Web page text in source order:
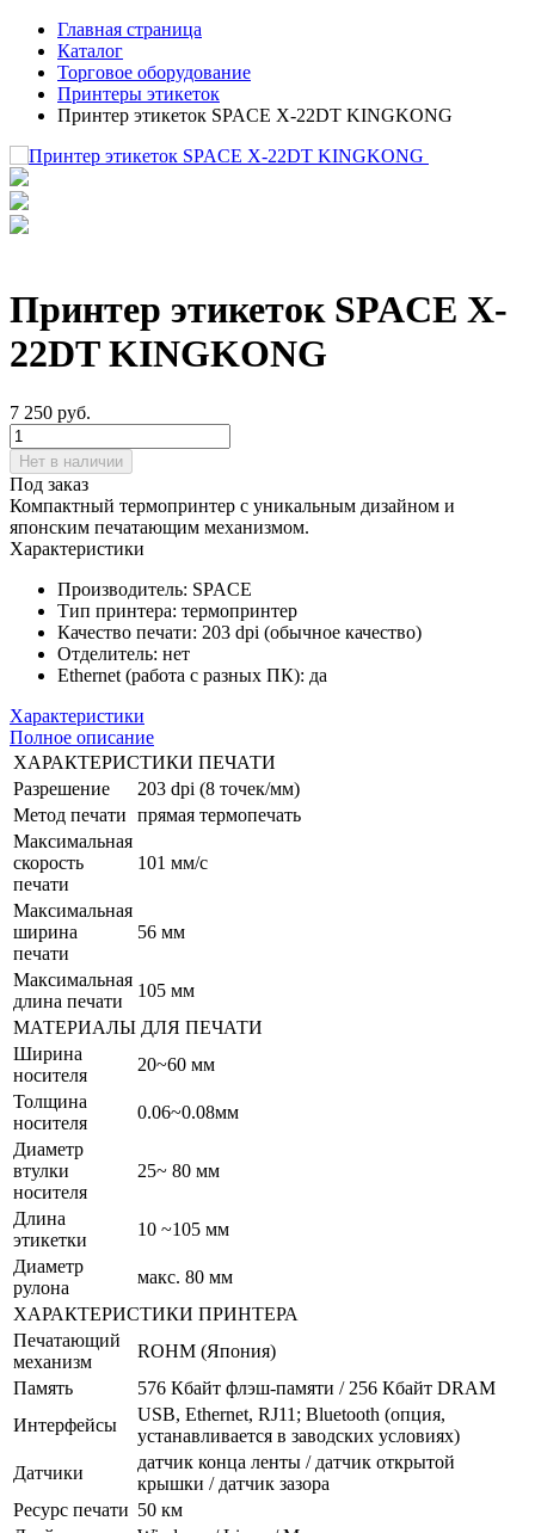
Главная страница
Каталог
Торговое оборудование
Принтеры этикеток
Принтер этикеток SPACE X-22DT KINGKONG
Принтер этикеток SPACE X-
22DT KINGKONG
7 250 руб.
Нет в наличии
Под заказ
Компактный термопринтер с уникальным дизайном и
японским печатающим механизмом.
Характеристики
Производитель: SPACE
Тип принтера: термопринтер
Качество печати: 203 dpi (обычное качество)
Отделитель: нет
Ethernet (работа с разных ПК): да
Характеристики
Полное описание
ХАРАКТЕРИСТИКИ ПЕЧАТИ
Разрешение
203 dpi (8 точек/мм)
Метод печати прямая термопечать
Максимальная
скорость
печати
101 мм/с
Максимальная
ширина
печати
56 мм
Максимальная
длина печати
105 мм
МАТЕРИАЛЫ ДЛЯ ПЕЧАТИ
Ширина
носителя
20~60 мм
Толщина
носителя
0.06~0.08мм
Диаметр
втулки
носителя
25~ 80 мм
Длина
этикетки
10 ~105 мм
Диаметр
рулона
макс. 80 мм
ХАРАКТЕРИСТИКИ ПРИНТЕРА
Печатающий
механизм
ROHM (Япония)
Память
576 Кбайт флэш-памяти / 256 Кбайт DRAM
Интерфейсы
USB, Ethernet, RJ11; Bluetooth (опция,
устанавливается в заводских условиях)
Датчики
датчик конца ленты / датчик открытой
крышки / датчик зазора
Ресурс печати 50 км